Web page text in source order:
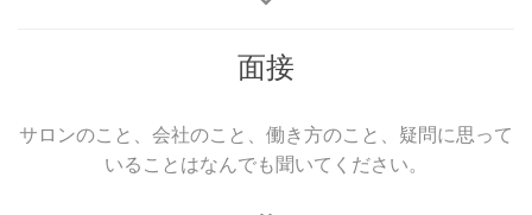
面接
サロンのこと、会社のこと、働き方のこと、疑問に思って
いることはなんでも聞いてください。